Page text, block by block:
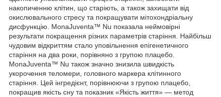
накопиченню клітин, що старіють, а також захищати від
окислювального стресу та покращувати мітохондріальну
дисфункцію. MonaJuventa™ Nu показала неймовірні
результати покращення різних параметрів старіння. Найбільш
чудовим відкриттям стало уповільнення епігенетичного
старіння на два роки, порівняно з групою плацебо.
MonaJuventa™ Nu також значно знизила швидкість
укорочення теломери, головного маркера клітинного
старіння. Цей інгредієнт, порівнюючи з групою плацебо,
покращив якість сну та показник «Якість життя» — метод